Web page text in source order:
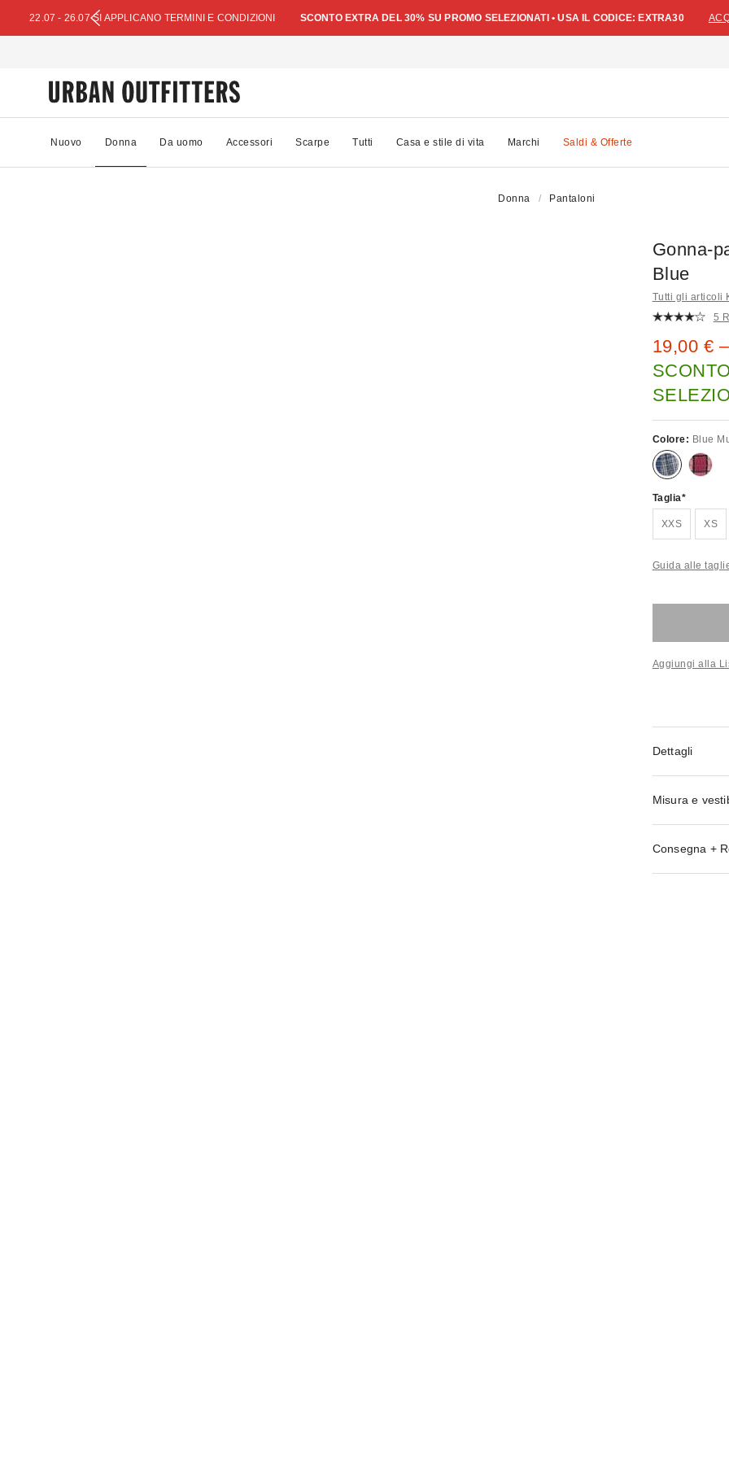
22.07 - 26.07 SI APPLICANO TERMINI E CONDIZIONI SCONTO EXTRA DEL 30% SU PROMO SELEZIONATI • USA IL CODICE: EXTRA30
Nuovo Donna Da uomo Accessori Scarpe Tutti Casa e stile di vita Marchi Saldi & Offerte
Donna Pantaloni
Gonna-
Blue
Tutti gli articoli
5
Prezzo
19,00 €
Colore: Blue
Taglia
XXS XS
Guida alle
Aggiungi alla
Dettagli
Misura e
Consegna +